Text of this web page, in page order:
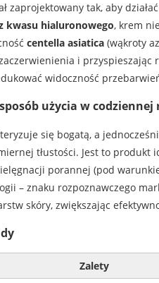
zaprojektowany tak, aby
kwasu hialuronowego, krem
centella asiatica(wąkroty
i przyspieszając
widoczność
użycia w
się bogatą, a
tłustości. Jest to produkt
porannej (pod
– znaku rozpoznawczego
skóry, zwiększając
Zalety